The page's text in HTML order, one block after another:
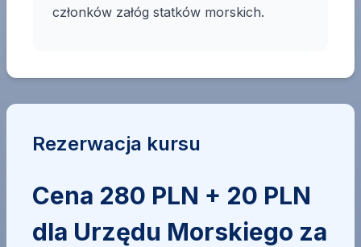
członków załóg statków morskich.
Rezerwacja kursu
Cena 280 PLN + 20 PLN
dla Urzędu Morskiego za